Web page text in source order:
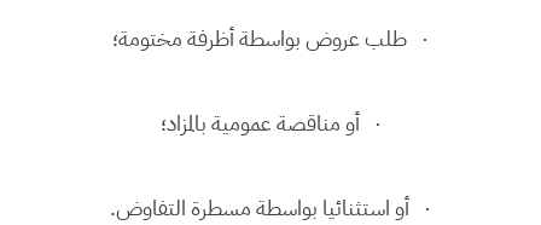
· طلب عروض بواسطة أظرفة مختومة؛
· أو مناقصة عمومية بالمزاد؛
· أو استثنائيا بواسطة مسطرة التفاوض.